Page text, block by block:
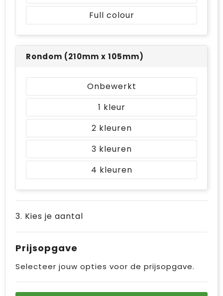
Full colour
Rondom (210mm x 105mm)
Onbewerkt
1
2
3
4
3. Kies je aantal
Prijsopgave
Selecteer jouw opties voor de prijsopgave.